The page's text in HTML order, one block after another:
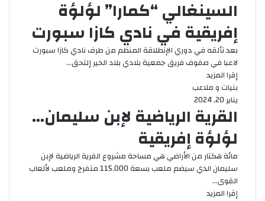
السينغالي “كمارا” لؤلؤة
إفريقية في نادي كازا سبورت
بعد تألقه في دوري الإنطلاقة المنظم من طرف نادي كازا سبورت
لاعبا في صفوف فريق جمعية بلادي بلاد الخير إلتحق…
إقرا المزيد
بنيات و ملاعب
يناير 20, 2024
القرية الرياضية لإبن سليمان…
لؤلؤة إفريقية
مائة هكتار من الأراضي هي مساحة مشروع القرية الرياضية لإبن
سليمان الذي سيضم ملعب بسعة 115.000 متفرج وملعب لألعاب
القوى…
إقرا المزيد